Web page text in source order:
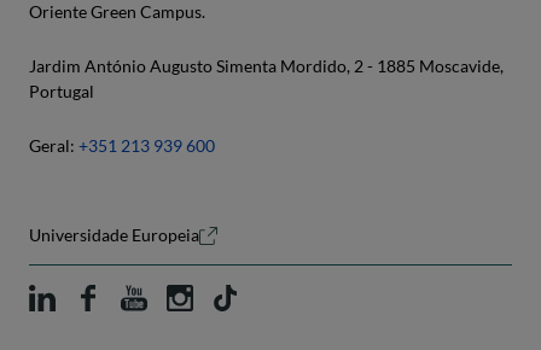
Oriente Green Campus.
Jardim António Augusto Simenta Mordido, 2 - 1885 Moscavide,
Portugal
Geral: +351 213 939 600
Universidade Europeia